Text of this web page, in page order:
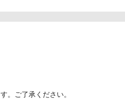
。ご了承ください。